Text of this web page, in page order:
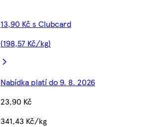
13,90 Kč s Clubcard
(198,57 Kč/kg)
Nabídka platí do 9. 8. 2026
23,90 Kč
341,43 Kč/kg